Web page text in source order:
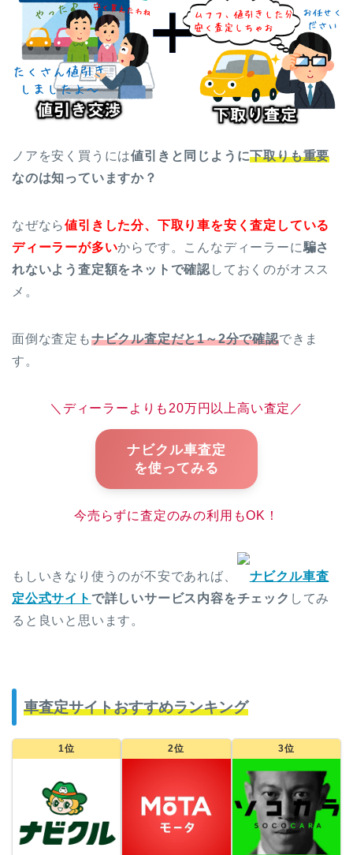
ノアを安く買うには値引きと同じように下取りも重要
なのは知っていますか？
なぜなら値引きした分、下取り車を安く査定している
ディーラーが多いからです。こんなディーラーに騙さ
れないよう査定額をネットで確認 しておくのがオスス
メ。
面倒な査定もナビクル査定だと1～2分で確認できま
す。
＼ディーラーよりも20万円以上高い査定／
ナビクル車査定
を使ってみる
今売らずに査定のみの利用もOK！
もしいきなり使うのが不安であれば、
ナビクル車査
定公式サイト で詳しいサービス内容をチェック してみ
ると良いと思います。
車査定サイトおすすめランキング
1位 2位 3位